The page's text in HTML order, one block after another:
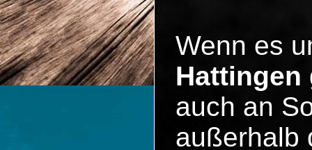
Wenn es
Hattingen
auch an
außerhalb